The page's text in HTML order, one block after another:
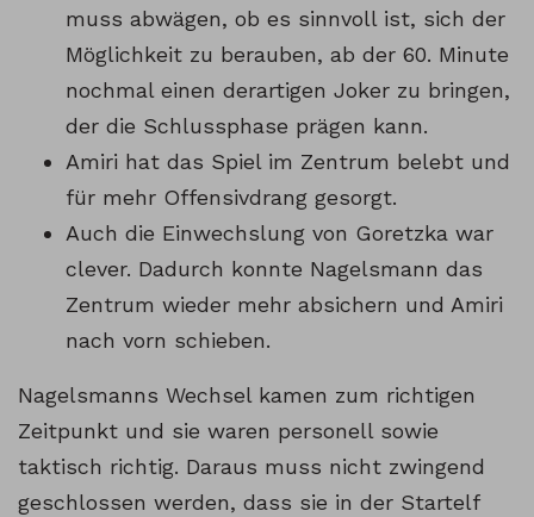
muss abwägen, ob es sinnvoll ist, sich der
Möglichkeit zu berauben, ab der 60. Minute
nochmal einen derartigen Joker zu bringen,
der die Schlussphase prägen kann.
Amiri hat das Spiel im Zentrum belebt und
für mehr Offensivdrang gesorgt.
Auch die Einwechslung von Goretzka war
clever. Dadurch konnte Nagelsmann das
Zentrum wieder mehr absichern und Amiri
nach vorn schieben.
Nagelsmanns Wechsel kamen zum richtigen
Zeitpunkt und sie waren personell sowie
taktisch richtig. Daraus muss nicht zwingend
geschlossen werden, dass sie in der Startelf